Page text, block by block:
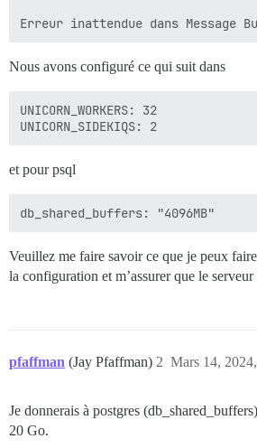
Nous avons configuré ce qui suit dans
UNICORN_WORKERS: 32
et pour psql
Veuillez me faire savoir ce que je peux
la configuration et m’assurer que le serveur
pfaffman (Jay Pfaffman) Mars 14,
2
Je donnerais à postgres
20 Go.